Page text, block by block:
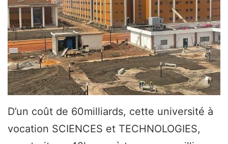
D’un coût de 60milliards, cette université à
vocation SCIENCES et TECHNOLOGIES,